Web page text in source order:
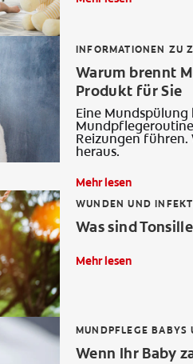
INFORMATIONEN ZU
Warum brennt
Produkt für Sie
Eine
Reizungen führen.
heraus.
Mehr lesen
WUNDEN UND
Was sind
Mehr lesen
MUNDPFLEGE
Wenn Ihr Baby